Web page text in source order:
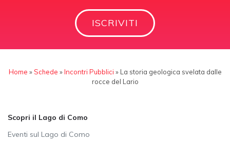
ISCRIVITI
Home »Schede »Incontri Pubblici » La storia geologica svelata dalle
rocce del Lario
Scopri il Lago di Como
Eventi sul Lago di Como